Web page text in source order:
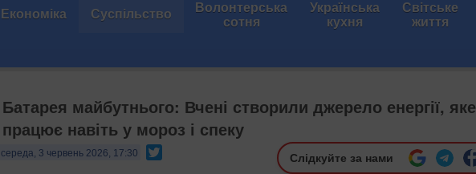
Економіка Суспільство Волонтерська
сотня
Українська
кухня
Світське
життя
Батарея майбутнього: Вчені створили джерело енергії, яке
працює навіть у мороз і спеку
середа, 3 червень 2026, 17:30 Слідкуйте за нами